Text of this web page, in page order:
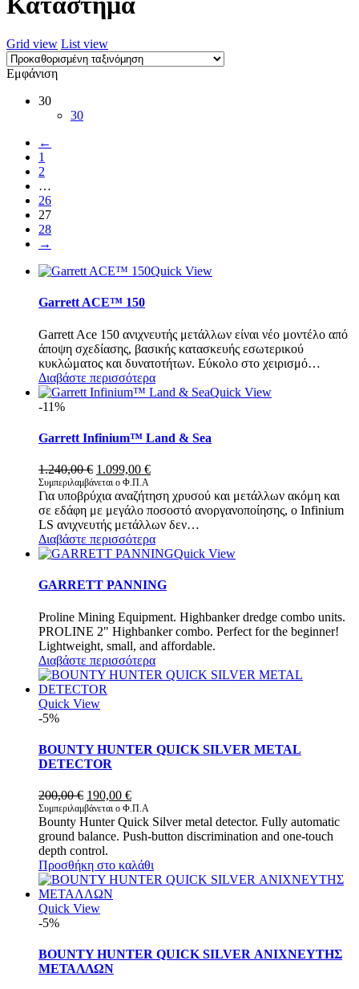
Grid view List view
Εμφάνιση
30
30
←
1
2
…
26
27
28
→
Quick View
Garrett ACE™ 150
Garrett Ace 150 ανιχνευτής μετάλλων είναι νέο μοντέλο από
άποψη σχεδίασης, βασικής κατασκευής εσωτερικού
κυκλώματος και δυνατοτήτων. Εύκολο στο χειρισμό…
Διαβάστε περισσότερα
Quick View
-11%
Garrett Infinium™ Land & Sea
1.240,00€ Original
price
was:
1.240,00 €.
1.099,00 €Η
τιμή
είναι:
1.099,00 €.
Συμπεριλαμβάνεται ο Φ.Π.Α
Για υποβρύχια αναζήτηση χρυσού και μετάλλων ακόμη και
σε εδάφη με μεγάλο ποσοστό ανοργανοποίησης, ο Infinium
LS ανιχνευτής μετάλλων δεν…
Διαβάστε περισσότερα
Quick View
GARRETT PANNING
Proline Mining Equipment. Highbanker dredge combo units.
PROLINE 2" Highbanker combo. Perfect for the beginner!
Lightweight, small, and affordable.
Διαβάστε περισσότερα
Quick View
-5%
BOUNTY HUNTER QUICK SILVER METAL
DETECTOR
200,00€ Original
price
was:
200,00 €.
190,00 €Η
τρέχουσα
τιμή
είναι:
Συμπεριλαμβάνεται ο Φ.Π.Α
Bounty Hunter Quick Silver metal detector. Fully automatic
ground balance. Push-button discrimination and one-touch
depth control.
Προσθήκη στο καλάθι
Quick View
-5%
BOUNTY HUNTER QUICK SILVER ΑΝΙΧΝΕΥΤΗΣ
ΜΕΤΑΛΛΩΝ